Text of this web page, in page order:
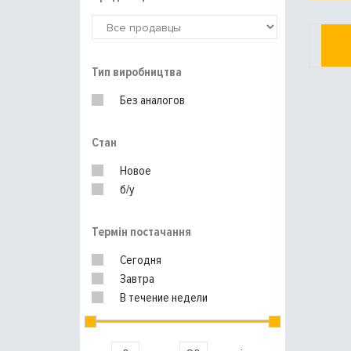
Тип виробництва
Без аналогов
Стан
Новое
б/у
Термін постачання
Сегодня
Завтра
В течение недели